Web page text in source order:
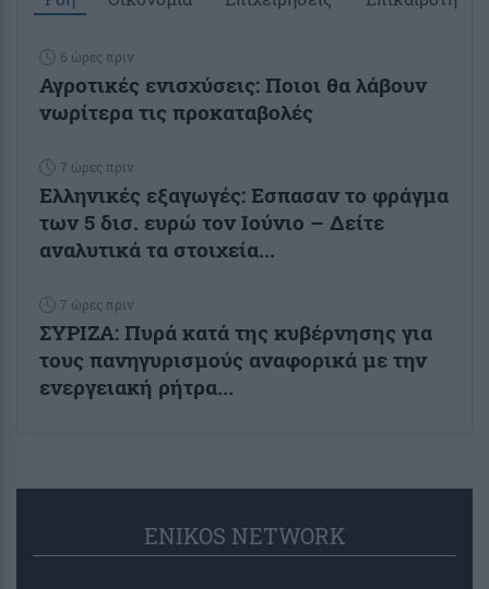
6 ώρες πριν
Αγροτικές ενισχύσεις: Ποιοι θα λάβουν
νωρίτερα τις προκαταβολές
7 ώρες πριν
Ελληνικές εξαγωγές: Εσπασαν το φράγμα
των 5 δισ. ευρώ τον Ιούνιο – Δείτε
αναλυτικά τα στοιχεία...
7 ώρες πριν
ΣΥΡΙΖΑ: Πυρά κατά της κυβέρνησης για
τους πανηγυρισμούς αναφορικά με την
ενεργειακή ρήτρα...
ENIKOS NETWORK